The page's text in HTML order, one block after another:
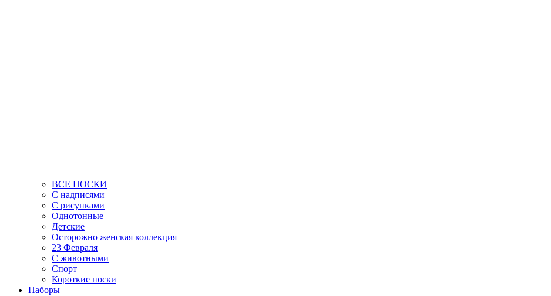
ВСЕ НОСКИ
С надписями
С рисунками
Однотонные
Детские
Осторожно женская коллекция
23 Февраля
С животными
Спорт
Короткие носки
Наборы